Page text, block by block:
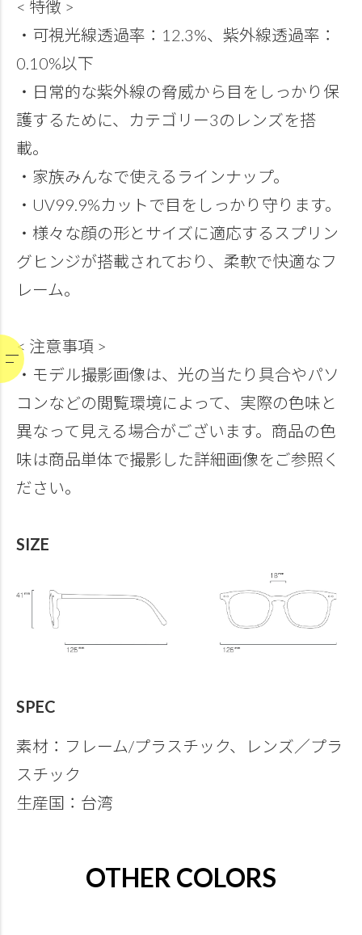
< 特徴 >
・可視光線透過率：12.3%、紫外線透過率：
0.10%以下
・日常的な紫外線の脅威から目をしっかり保
護するために、カテゴリー3のレンズを搭
載。
・家族みんなで使えるラインナップ。
・UV99.9%カットで目をしっかり守ります。
・様々な顔の形とサイズに適応するスプリン
グヒンジが搭載されており、柔軟で快適なフ
レーム。
< 注意事項 >
・モデル撮影画像は、光の当たり具合やパソ
コンなどの閲覧環境によって、実際の色味と
異なって見える場合がございます。商品の色
味は商品単体で撮影した詳細画像をご参照く
ださい。
SIZE
SPEC
素材：フレーム/プラスチック、レンズ／プラ
スチック
生産国：台湾
OTHER COLORS